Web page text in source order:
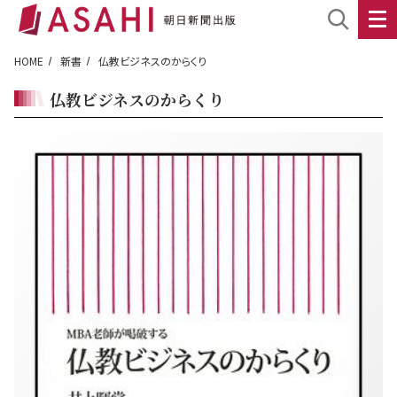
HOME 新書 仏教ビジネスのからくり
仏教ビジネスのからくり